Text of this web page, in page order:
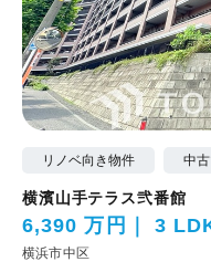
リノベ向き物件 中
横濱山手テラス弐番館
6,390 万円 3
横浜市中区